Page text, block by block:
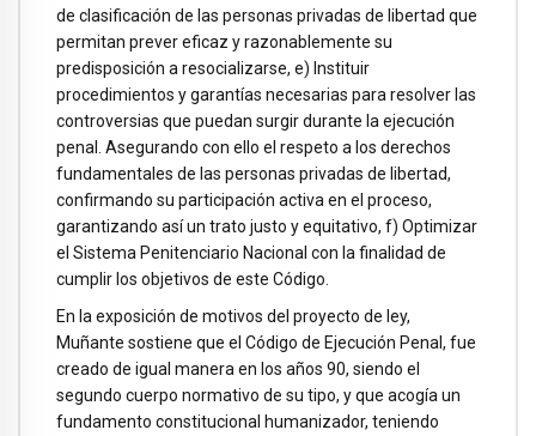
de clasificación de las personas privadas de libertad que
permitan prever eficaz y razonablemente su
predisposición a resocializarse, e) Instituir
procedimientos y garantías necesarias para resolver las
controversias que puedan surgir durante la ejecución
penal. Asegurando con ello el respeto a los derechos
fundamentales de las personas privadas de libertad,
confirmando su participación activa en el proceso,
garantizando así un trato justo y equitativo, f) Optimizar
el Sistema Penitenciario Nacional con la finalidad de
cumplir los objetivos de este Código.
En la exposición de motivos del proyecto de ley,
Muñante sostiene que el Código de Ejecución Penal, fue
creado de igual manera en los años 90, siendo el
segundo cuerpo normativo de su tipo, y que acogía un
fundamento constitucional humanizador, teniendo